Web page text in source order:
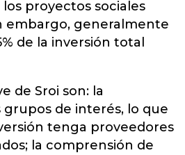
proyectos sociales
embargo, generalmente
de la inversión total
de Sroi son: la
de interés, lo que
tenga proveedores
la comprensión de